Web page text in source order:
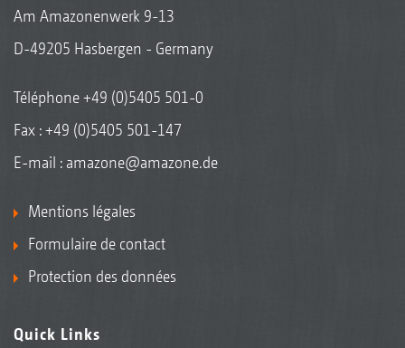
Am Amazonenwerk 9-13
D-49205 Hasbergen - Germany
Téléphone+49 (0)5405 501-0
Fax : +49 (0)5405 501-147
E-mail : amazone@amazone.de
Mentions légales
Formulaire de contact
Protection des données
Quick Links